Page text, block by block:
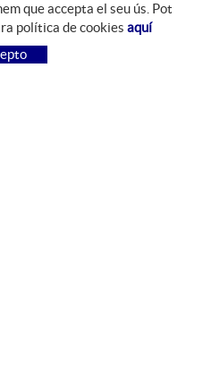
FREQÜENTS
que accepta el seu ús. Pot
política de cookies aquí